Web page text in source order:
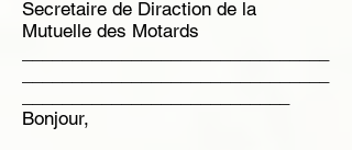
Secretaire de Diraction de la
Mutuelle des Motards
Bonjour,